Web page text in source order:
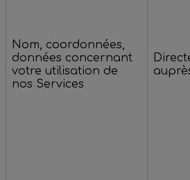
Nom, coordonnées,
données concernant
votre utilisation de
nos Services